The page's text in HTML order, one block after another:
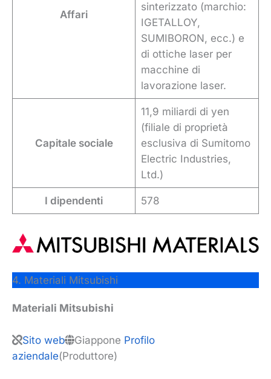
Affari
sinterizzato (marchio:
IGETALLOY,
SUMIBORON, ecc.) e
di ottiche laser per
macchine di
lavorazione laser.
Capitale sociale
11,9 miliardi di yen
(filiale di proprietà
esclusiva di Sumitomo
Electric Industries,
Ltd.)
I dipendenti 578
4. Materiali Mitsubishi
Materiali Mitsubishi
Sito web Giappone Profilo
aziendale(Produttore)